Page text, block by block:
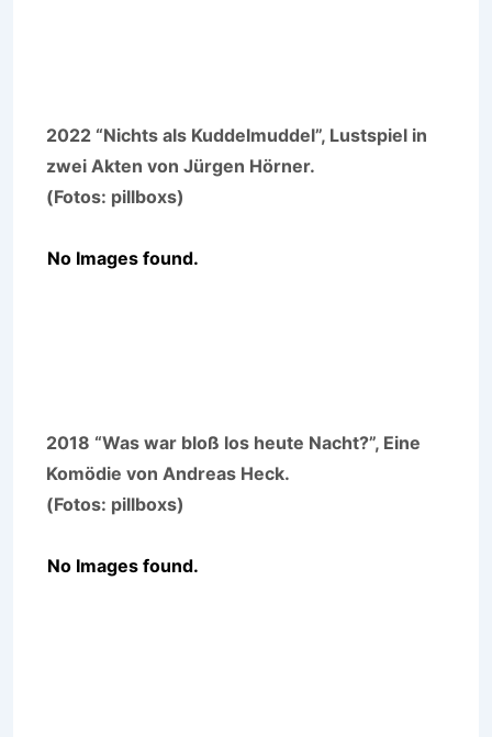
2022 “Nichts als Kuddelmuddel”, Lustspiel in
zwei Akten von Jürgen Hörner.
(Fotos: pillboxs)
No Images found.
2018 “Was war bloß los heute Nacht?”, Eine
Komödie von Andreas Heck.
(Fotos: pillboxs)
No Images found.